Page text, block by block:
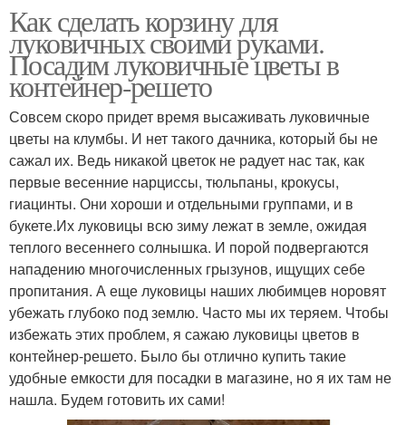
Как сделать корзину для
луковичных своими руками.
Посадим луковичные цветы в
контейнер-решето
Совсем скоро придет время высаживать луковичные
цветы на клумбы. И нет такого дачника, который бы не
сажал их. Ведь никакой цветок не радует нас так, как
первые весенние нарциссы, тюльпаны, крокусы,
гиацинты. Они хороши и отдельными группами, и в
букете.Их луковицы всю зиму лежат в земле, ожидая
теплого весеннего солнышка. И порой подвергаются
нападению многочисленных грызунов, ищущих себе
пропитания. А еще луковицы наших любимцев норовят
убежать глубоко под землю. Часто мы их теряем. Чтобы
избежать этих проблем, я сажаю луковицы цветов в
контейнер-решето. Было бы отлично купить такие
удобные емкости для посадки в магазине, но я их там не
нашла. Будем готовить их сами!